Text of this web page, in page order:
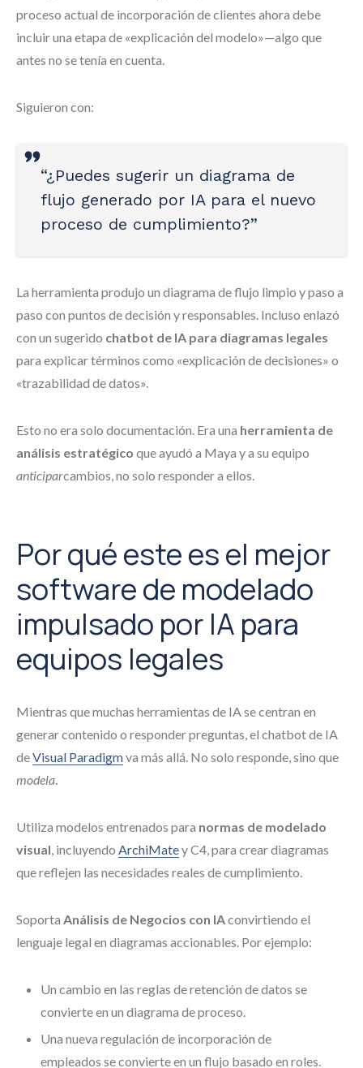
proceso actual de incorporación de clientes ahora debe
incluir una etapa de «explicación del modelo»—algo que
antes no se tenía en cuenta.
Siguieron con:
“¿Puedes sugerir un diagrama de
flujo generado por IA para el nuevo
proceso de cumplimiento?”
La herramienta produjo un diagrama de flujo limpio y paso a
paso con puntos de decisión y responsables. Incluso enlazó
con un sugerido chatbot de IA para diagramas legales
para explicar términos como «explicación de decisiones» o
«trazabilidad de datos».
Esto no era solo documentación. Era una herramienta de
análisis estratégico que ayudó a Maya y a su equipo
anticiparcambios, no solo responder a ellos.
Por qué este es el mejor
software de modelado
impulsado por IA para
equipos legales
Mientras que muchas herramientas de IA se centran en
generar contenido o responder preguntas, el chatbot de IA
deVisual Paradigmva más allá. No solo responde, sino que
modela.
Utiliza modelos entrenados para normas de modelado
visual, incluyendo ArchiMatey C4, para crear diagramas
que reflejen las necesidades reales de cumplimiento.
Soporta Análisis de Negocios con IAconvirtiendo el
lenguaje legal en diagramas accionables. Por ejemplo:
Un cambio en las reglas de retención de datos se
convierte en un diagrama de proceso.
Una nueva regulación de incorporación de
empleados se convierte en un flujo basado en roles.